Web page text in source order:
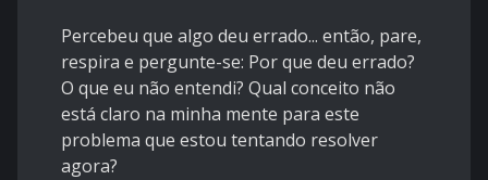
Percebeu que algo deu errado... então, pare,
respira e pergunte-se: Por que deu errado?
O que eu não entendi? Qual conceito não
está claro na minha mente para este
problema que estou tentando resolver
agora?